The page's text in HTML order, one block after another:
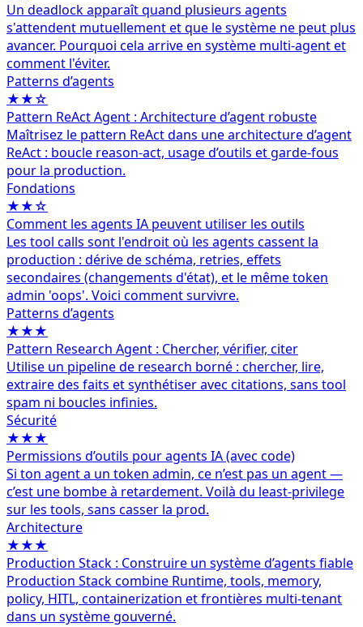
Un deadlock apparaît quand plusieurs agents
s'attendent mutuellement et que le système ne peut plus
avancer. Pourquoi cela arrive en système multi-agent et
comment l'éviter.
Patterns d’agents
★★☆
Pattern ReAct Agent : Architecture d’agent robuste
Maîtrisez le pattern ReAct dans une architecture d’agent
ReAct : boucle reason-act, usage d’outils et garde-fous
pour la production.
Fondations
★★☆
Comment les agents IA peuvent utiliser les outils
Les tool calls sont l'endroit où les agents cassent la
production : dérive de schéma, retries, effets
secondaires (changements d'état), et le même token
admin 'oops'. Voici comment survivre.
Patterns d’agents
★★★
Pattern Research Agent : Chercher, vérifier, citer
Utilise un pipeline de research borné : chercher, lire,
extraire des faits et synthétiser avec citations, sans tool
spam ni boucles infinies.
Sécurité
★★★
Permissions d’outils pour agents IA (avec code)
Si ton agent a un token admin, ce n’est pas un agent —
c’est une bombe à retardement. Voilà du least‑privilege
sur les tools, sans casser la prod.
Architecture
★★★
Production Stack : Construire un système d’agents fiable
Production Stack combine Runtime, tools, memory,
policy, HITL, containerization et frontières multi-tenant
dans un système gouverné.